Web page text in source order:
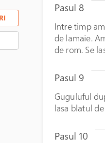
Pasul 8
Intre timp
de lamaie.
de rom. Se
Pasul 9
Guguluful
lasa blatul
Pasul 10